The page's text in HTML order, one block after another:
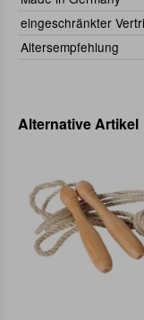
eingeschränkter
Altersempfehlung
Alternative Artikel